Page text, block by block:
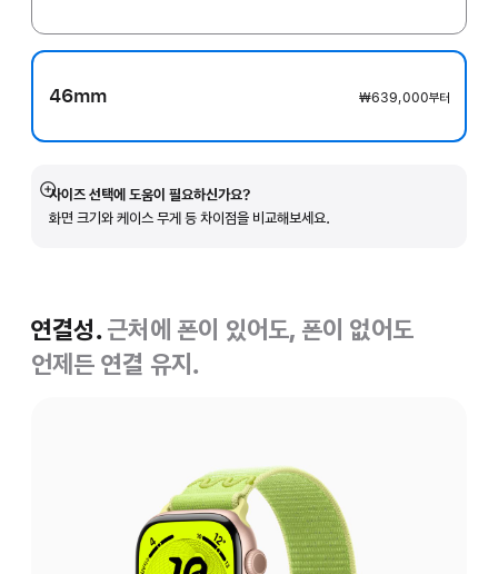
46mm ₩639,000부터
사이즈 선택에 도움이 필요하신가요?
화면 크기와 케이스 무게 등 차이점을 비교해보세요.
자세히
보기
연결성.근처에 폰이 있어도, 폰이 없어도
언제든 연결 유지.